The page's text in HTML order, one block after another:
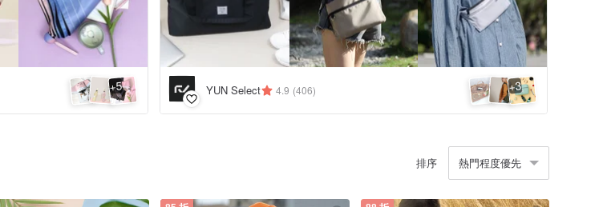
+5 YUN Select 4.9 (406) +3
排序 熱門程度優先